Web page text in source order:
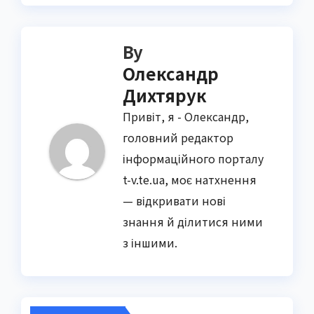
By
Олександр
Дихтярук
Привіт, я - Олександр,
головний редактор
інформаційного порталу
t-v.te.ua, моє натхнення
— відкривати нові
знання й ділитися ними
з іншими.